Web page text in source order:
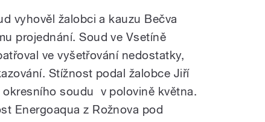
vyhověl žalobci a kauzu Bečva
projednání. Soud ve Vsetíně
ve vyšetřování nedostatky,
Stížnost podal žalobce Jiří
soudu v polovině května.
Energoaqua z Rožnova pod